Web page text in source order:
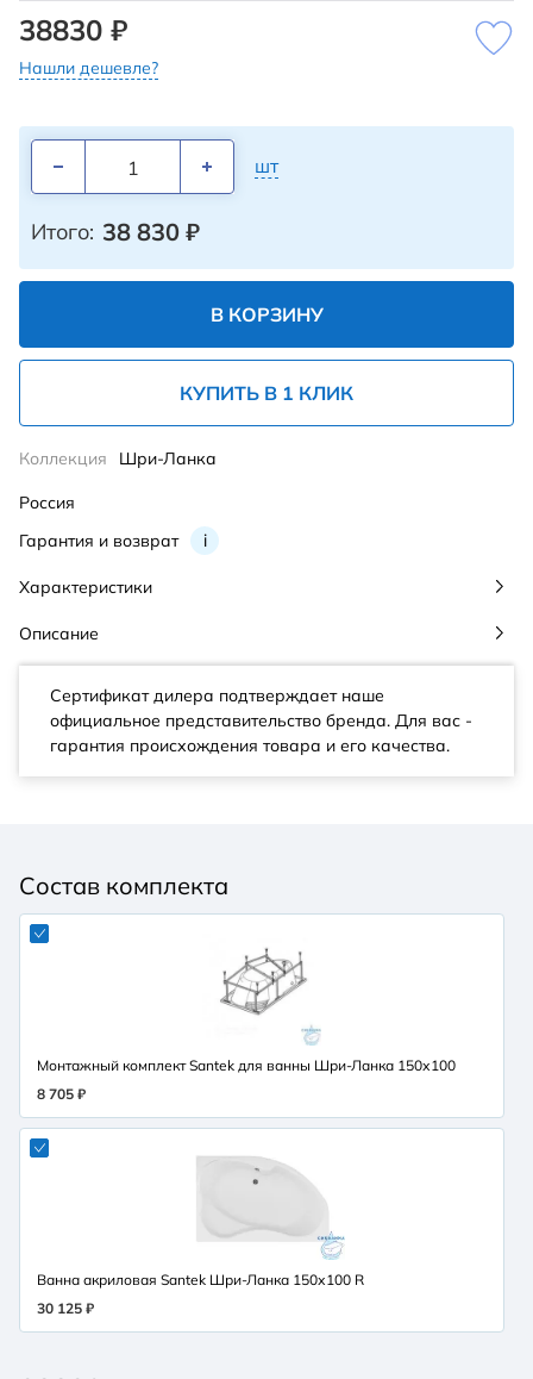
38830 ₽
Нашли дешевле?
шт
Итого: 38 830 ₽
В КОРЗИНУ
КУПИТЬ В 1 КЛИК
Гарантия и возврат i
Коллекция Шри-Ланка
Россия
Характеристики
Описание
Сертификат дилера подтверждает наше
официальное представительство бренда. Для вас -
гарантия происхождения товара и его качества.
Состав комплекта
Монтажный комплект Santek для ванны Шри-Ланка 150х100
8 705 ₽
Ванна акриловая Santek Шри-Ланка 150х100 R
30 125 ₽